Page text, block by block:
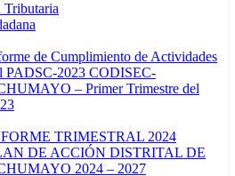
de Cumplimiento de Actividades
PADSC-2023 CODISEC-
– Primer Trimestre del
TRIMESTRAL 2024
DE ACCIÓN DISTRITAL DE
2024 – 2027